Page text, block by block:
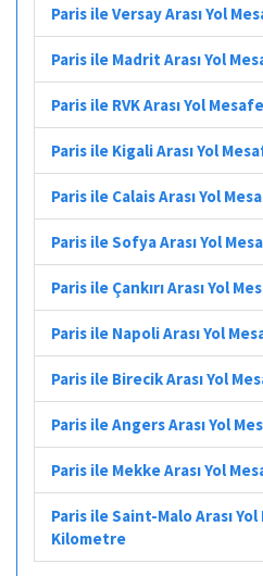
Paris ile Versay Arası Yol
Paris ile Madrit Arası Yol
Paris ile RVK Arası Yol
Paris ile Kigali Arası Yol
Paris ile Calais Arası Yol
Paris ile Sofya Arası Yol
Paris ile Çankırı Arası Yol
Paris ile Napoli Arası Yol
Paris ile Birecik Arası Yol
Paris ile Angers Arası Yol
Paris ile Mekke Arası Yol
Paris ile Saint-Malo Arası
Kilometre